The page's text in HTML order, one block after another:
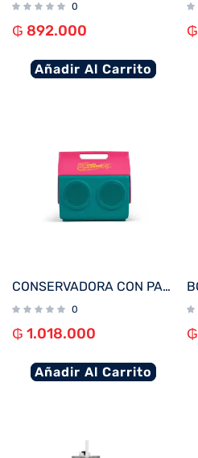
0
₲ 892.000
Añadir Al Carrito
₲
CONSERVADORA CON PARLANTE IGLOO 13L KOOLTUNES JADE 27735
0
₲ 1.018.000
Añadir Al Carrito
₲